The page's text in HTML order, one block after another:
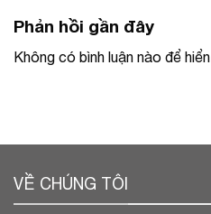
Phản hồi gần đây
Không có bình luận nào để
VỀ CHÚNG TÔI